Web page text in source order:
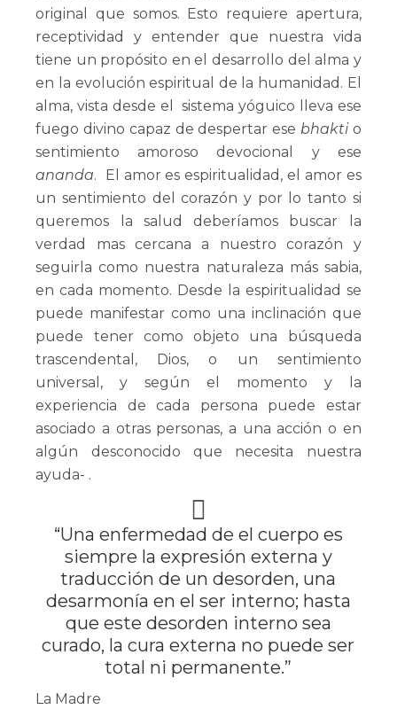
original que somos. Esto requiere apertura,
receptividad y entender que nuestra vida
tiene un propósito en el desarrollo del alma y
en la evolución espiritual de la humanidad. El
alma, vista desde el sistema yóguico lleva ese
fuego divino capaz de despertar ese bhaktio
sentimiento amoroso devocional y ese
ananda. El amor es espiritualidad, el amor es
un sentimiento del corazón y por lo tanto si
queremos la salud deberíamos buscar la
verdad mas cercana a nuestro corazón y
seguirla como nuestra naturaleza más sabia,
en cada momento. Desde la espiritualidad se
puede manifestar como una inclinación que
puede tener como objeto una búsqueda
trascendental, Dios, o un sentimiento
universal, y según el momento y la
experiencia de cada persona puede estar
asociado a otras personas, a una acción o en
algún desconocido que necesita nuestra
ayuda​- .
“Una enfermedad de el cuerpo es
siempre la expresión externa y
traducción de un desorden, una
desarmonía en el ser interno; hasta
que este desorden interno sea
curado, la cura externa no puede ser
total ni permanente.”
La Madre